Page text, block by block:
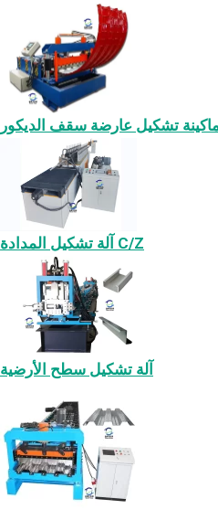
تشكيل عارضة سقف الديكور
آلة تشكيل المدادة C/Z
آلة تشكيل سطح الأرضية